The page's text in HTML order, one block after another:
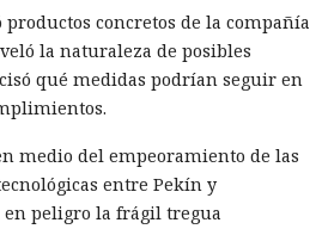
concretos de la compañía
la naturaleza de posibles
qué medidas podrían seguir en
medio del empeoramiento de las
entre Pekín y
peligro la frágil tregua